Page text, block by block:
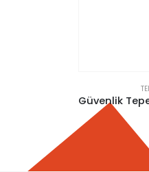
Zabıta Tepe